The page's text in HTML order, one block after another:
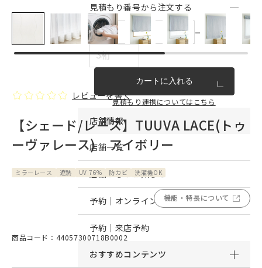
見積もり番号から注文する
ー
カートに入れる
見積もり連携についてはこちら
店舗情報
店舗一覧
店舗からのお知らせ
予約｜オンライン接客予約
予約｜来店予約
おすすめコンテンツ
レビューを書く
【シェード/レース】TUUVA LACE(トゥ
ーヴァレース) アイボリー
ミラーレース 遮熱 UV 76% 防カビ 洗濯機OK
機能・特長について
商品コード：44057300718B0002